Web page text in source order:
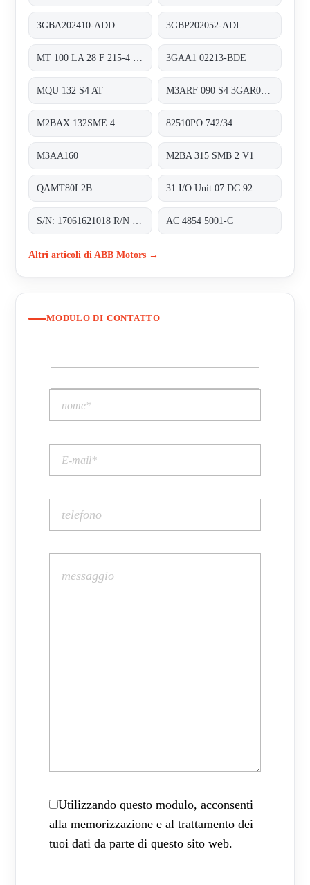
3GBA202410-ADD 3GBP202052-ADL
3GAA1 02213-BDE
MQU 132 S4 AT
M2BAX 132SME 4 82510PO 742/34
M3AA160 M2BA 315 SMB 2 V1
QAMT80L2B. 31 I/O Unit 07 DC 92
AC 4854 5001-C
Altri articoli di ABB Motors →
MODULO DI CONTATTO
Utilizzando questo modulo, acconsenti
alla memorizzazione e al trattamento dei
tuoi dati da parte di questo sito web.